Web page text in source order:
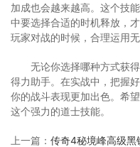
加成也会越来越高。这个技
中要选择合适的时机释放，
玩家对战的时候，合理运用
无论你选择哪种方式获
得力助手。在实战中，把握
你的战斗表现更加出色。希
这个强力的道士技能。
上一篇： 传奇4秘境峰高级黑